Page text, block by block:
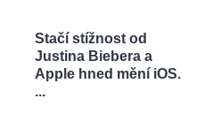
Stačí stížnost od
Justina Biebera a
Apple hned mění iOS.
...